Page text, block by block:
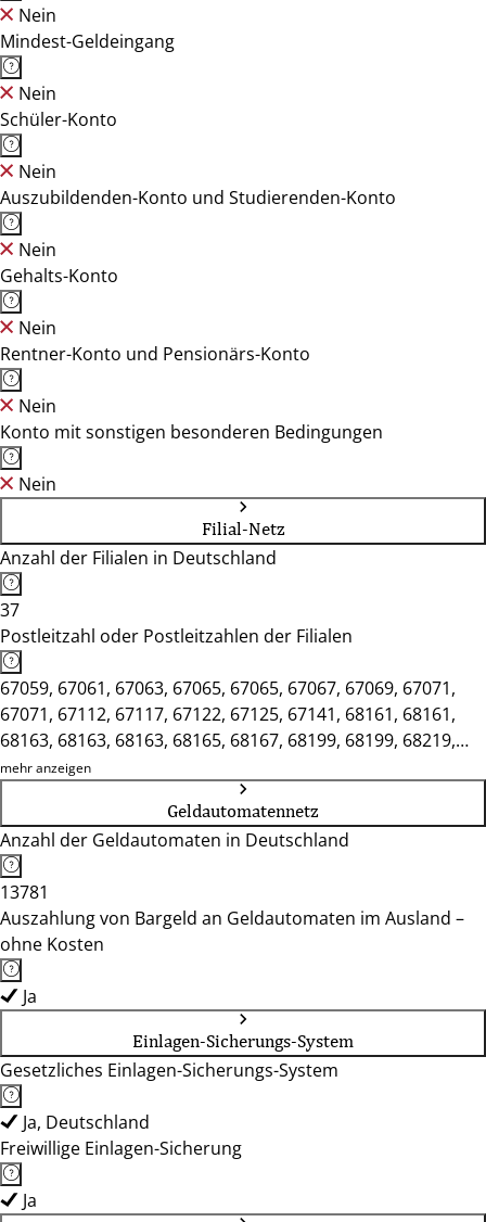
Nein
Mindest-Geldeingang
Nein
Schüler-Konto
Nein
Auszubildenden-Konto und Studierenden-Konto
Nein
Gehalts-Konto
Nein
Rentner-Konto und Pensionärs-Konto
Nein
Konto mit sonstigen besonderen Bedingungen
Nein
Filial-Netz
Anzahl der Filialen in Deutschland
37
Postleitzahl oder Postleitzahlen der Filialen
67059, 67061, 67063, 67065, 67065, 67067, 67069, 67071,
67071, 67112, 67117, 67122, 67125, 67141, 68161, 68161,
68163, 68163, 68163, 68165, 68167, 68199, 68199, 68219,
68219, 68229, 68239, 68259, 68259, 68305, 68309, 68309,
68309, 68535, 68535, 68542, 68549
mehr anzeigen
Geldautomatennetz
Anzahl der Geldautomaten in Deutschland
13781
Auszahlung von Bargeld an Geldautomaten im Ausland –
ohne Kosten
Ja
Einlagen-Sicherungs-System
Gesetzliches Einlagen-Sicherungs-System
Ja, Deutschland
Freiwillige Einlagen-Sicherung
Ja